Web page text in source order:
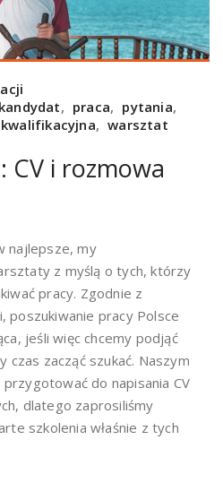
kandydat, praca, pytania,
, warsztat
CV i rozmowa
najlepsze, my
z myślą o tych, którzy
pracy. Zgodnie z
poszukiwanie pracy Polsce
jeśli więc chcemy podjąć
czas zacząć szukać. Naszym
do napisania CV
dlatego zaprosiliśmy
szkolenia właśnie z tych